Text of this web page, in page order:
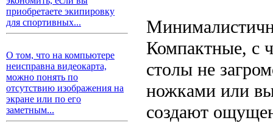
приобретаете экипировку
для спортивных...
О том, что на компьютере
неисправна видеокарта,
можно понять по
отсутствию изображения на
экране или по его
заметным...
Компактные, с
столы не
ножками или
создают